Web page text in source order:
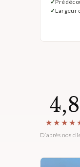
Largeur
4,8
D’après nos